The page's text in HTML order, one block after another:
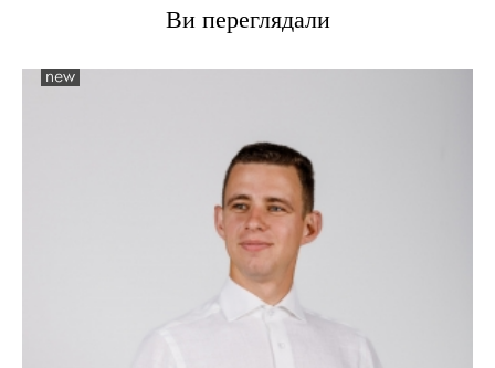
Ви переглядали
new